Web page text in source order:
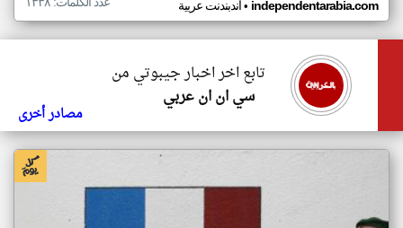
اندبندنت عربية• independentarabia.com
تابع اخر اخبار جيبوتي من
سي ان ان عربي
مصادر أخرى